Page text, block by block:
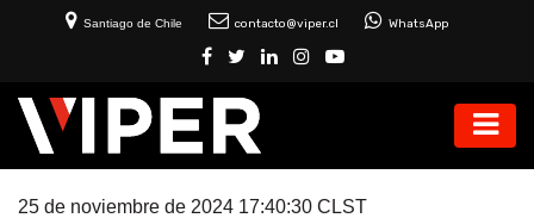
Santiago de Chile contacto@viper.cl WhatsApp
25 de noviembre de 2024 17:40:30 CLST